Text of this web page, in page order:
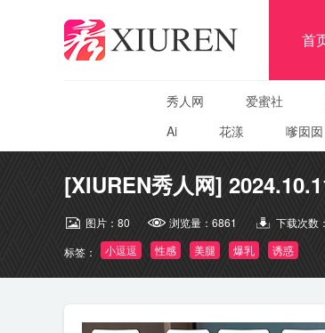
首
秀人网 爱蜜社
Ai
花漾 嗲囡囡
[XIUREN秀人网]
图片： 80 浏览量： 6861 下载次数：
标签：
小逗逗 性感 美腿 爆乳 诱惑